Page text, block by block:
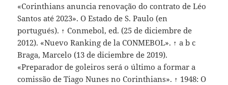
«Corinthians anuncia renovação do contrato de Léo
Santos até 2023». O Estado de S. Paulo (en
portugués). ↑ Conmebol, ed. (25 de diciembre de
2012). «Nuevo Ranking de la CONMEBOL». ↑ a b c
Braga, Marcelo (13 de diciembre de 2019).
«Preparador de goleiros será o último a formar a
comissão de Tiago Nunes no Corinthians». ↑ 1948: O